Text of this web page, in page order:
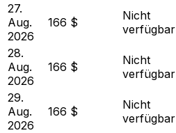
27.
Aug.
2026
166 $
Nicht
verfügbar
28.
Aug.
2026
166 $
Nicht
verfügbar
29.
Aug.
2026
166 $
Nicht
verfügbar